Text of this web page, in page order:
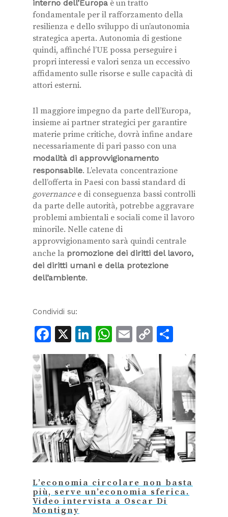
interno dell’Europa è un tratto
fondamentale per il rafforzamento della
resilienza e dello sviluppo di un’autonomia
strategica aperta. Autonomia di gestione
quindi, affinché l’UE possa perseguire i
propri interessi e valori senza un eccessivo
affidamento sulle risorse e sulle capacità di
attori esterni.
Il maggiore impegno da parte dell’Europa,
insieme ai partner strategici per garantire
materie prime critiche, dovrà infine andare
necessariamente di pari passo con una
modalità di approvvigionamento
responsabile. L’elevata concentrazione
dell’offerta in Paesi con bassi standard di
governancee di conseguenza bassi controlli
da parte delle autorità, potrebbe aggravare
problemi ambientali e sociali come il lavoro
minorile. Nelle catene di
approvvigionamento sarà quindi centrale
anche la promozione dei diritti del lavoro,
dei diritti umani e della protezione
dell’ambiente.
Condividi su:
Facebook
X LinkedIn
WhatsApp
Email
Copy
Link
L’economia circolare non basta
più, serve un’economia sferica.
Video intervista a Oscar Di
Montigny